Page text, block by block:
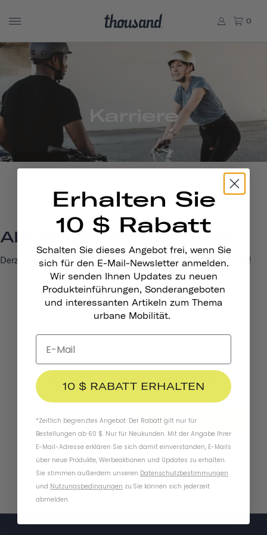
0
Karriere
Aktuelle Stellenangebote
Derzeit keine offenen Stellen. Schauen Sie bald wieder vorbei!
Bleiben Sie In Kontakt
ABONNIEREN
Erhalten Sie
10 $ Rabatt
Schalten Sie dieses Angebot frei, wenn Sie
sich für den E-Mail-Newsletter anmelden.
Wir senden Ihnen Updates zu neuen
Produkteinführungen, Sonderangeboten
und interessanten Artikeln zum Thema
urbane Mobilität.
10 $ RABATT ERHALTEN
*Zeitlich begrenztes Angebot. Der Rabatt gilt nur für
Bestellungen ab 60 $. Nur für Neukunden. Mit der Angabe Ihrer
E-Mail-Adresse erklären Sie sich damit einverstanden, E-Mails
über neue Produkte, Werbeaktionen und Updates zu erhalten.
Sie stimmen außerdem unseren Datenschutzbestimmungen
und Nutzungsbedingungen zu.Sie können sich jederzeit
abmelden.